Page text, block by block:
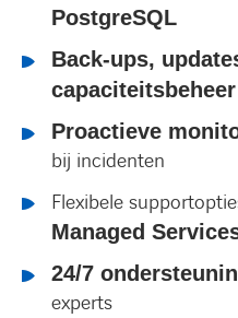
PostgreSQL
Back-ups,
capaciteitsbeheer
Proactieve
bij incidenten
Flexibele
Managed
24/7
experts